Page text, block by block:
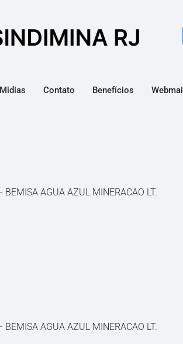
Midias Contato Benefícios Webmail
BEMISA AGUA AZUL MINERACAO LT.
BEMISA AGUA AZUL MINERACAO LT.